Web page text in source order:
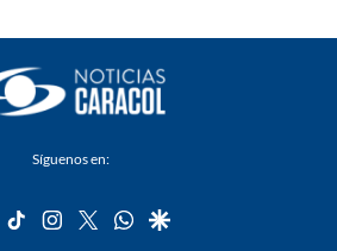
Síguenos en:
facebook
tiktok instagram
twitterwhatsapp
google